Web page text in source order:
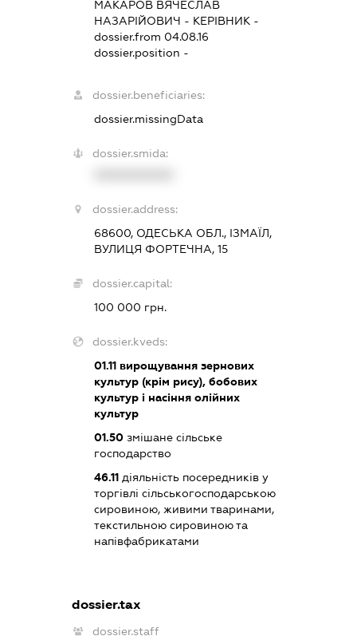
МАКАРОВ ВЯЧЕСЛАВ
НАЗАРІЙОВИЧ - КЕРІВНИК -
dossier.from 04.08.16
dossier.position -
dossier.beneficiaries:
dossier.missingData
dossier.smida:
dossier.address:
68600, ОДЕСЬКА ОБЛ., ІЗМАЇЛ,
ВУЛИЦЯ ФОРТЕЧНА, 15
dossier.capital:
100 000 грн.
dossier.kveds:
01.11вирощування зернових
культур (крім рису), бобових
культур і насіння олійних
культур
01.50змішане сільське
господарство
46.11діяльність посередників у
торгівлі сільськогосподарською
сировиною, живими тваринами,
текстильною сировиною та
напівфабрикатами
dossier.tax
dossier.staff